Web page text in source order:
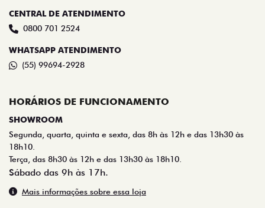
CENTRAL DE ATENDIMENTO
0800 701 2524
WHATSAPP ATENDIMENTO
(55) 99694-2928
HORÁRIOS DE FUNCIONAMENTO
SHOWROOM
Segunda, quarta, quinta e sexta, das 8h às 12h e das 13h30 às
18h10.
Terça, das 8h30 às 12h e das 13h30 às 18h10.
Sábado das 9h às 17h.
Mais informações sobre essa loja